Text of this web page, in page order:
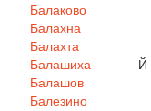
Балаково
Балахна
Балахта
Балашиха
Балашов
Балезино
Й